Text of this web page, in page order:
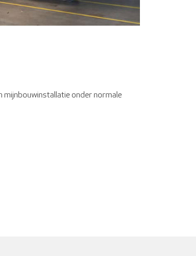
mijnbouwinstallatie onder normale